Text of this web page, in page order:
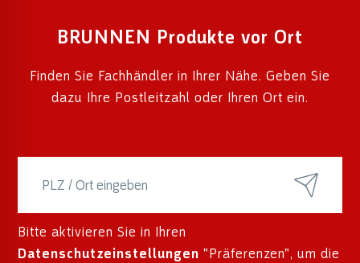
BRUNNEN Produkte vor Ort
Finden Sie Fachhändler in Ihrer Nähe. Geben Sie
dazu Ihre Postleitzahl oder Ihren Ort ein.
Bitte aktivieren Sie in Ihren
Datenschutzeinstellungen "Präferenzen", um die